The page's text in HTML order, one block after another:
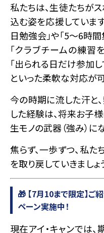
私たちは、生徒たちが
込む姿を応援していま
日勉強会」や「5〜6時
「クラブチームの練習
「出られる日だけ参加
といった柔軟な対応が
今の時期に流した汗と
した経験は、将来お子
生モノの武器（強み）に
焦らず、一歩ずつ、私た
を取り戻していきましょ
🎁 【7月10まで限定】ご
ペーン実施中！
現在アイ・キャンでは